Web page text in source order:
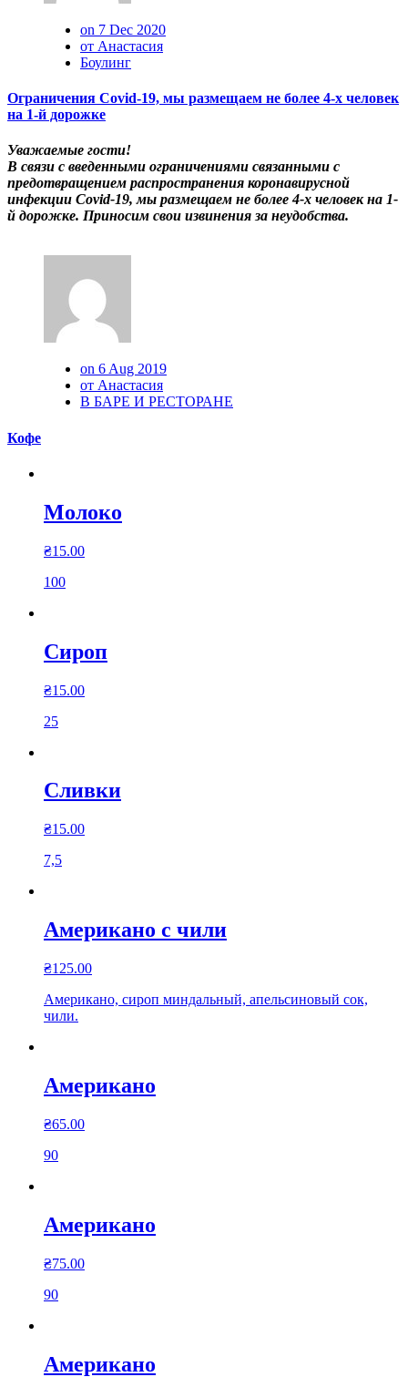
on 7 Dec 2020
от Анастасия
Боулинг
Ограничения Covid-19, мы размещаем не более 4-х человек
на 1-й дорожке
Уважаемые гости!
В связи с введенными ограничениями связанными с
предотвращением распространения коронавирусной
инфекции Covid-19, мы размещаем не более 4-х человек на 1-
й дорожке. Приносим свои извинения за неудобства.
on 6 Aug 2019
от Анастасия
В БАРЕ И РЕСТОРАНЕ
Кофе
Молоко
₴15.00
100
Сироп
₴15.00
25
Сливки
₴15.00
7,5
Американо с чили
₴125.00
Американо, сироп миндальный, апельсиновый сок,
чили.
Американо
₴65.00
90
Американо
₴75.00
90
Американо